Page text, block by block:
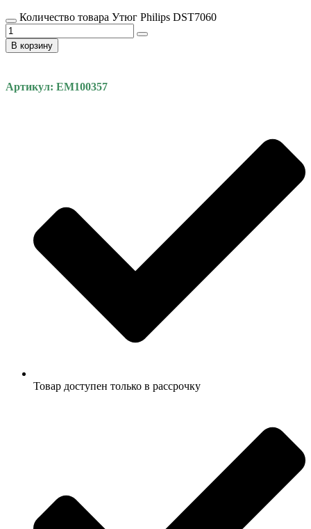
Количество товара Утюг Philips DST7060
В корзину
Артикул: EM100357
Товар доступен только в рассрочку